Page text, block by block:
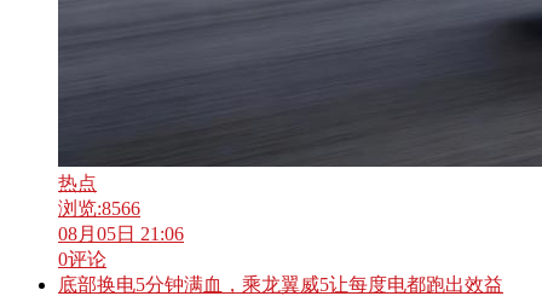
热点
浏览:8566
08月05日 21:06
0评论
底部换电5分钟满血，乘龙翼威5让每度电都跑出效益